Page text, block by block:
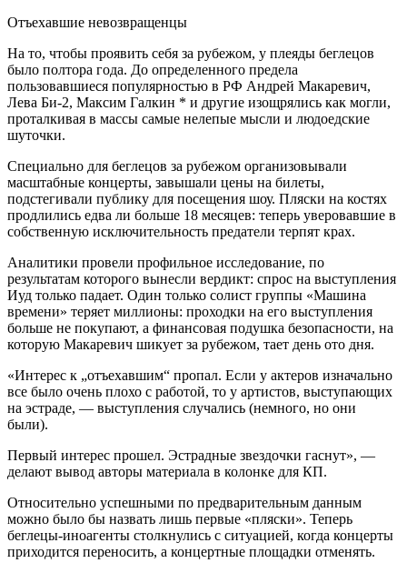
Отъехавшие невозвращенцы
На то, чтобы проявить себя за рубежом, у плеяды беглецов
было полтора года. До определенного предела
пользовавшиеся популярностью в РФ Андрей Макаревич,
Лева Би-2, Максим Галкин * и другие изощрялись как могли,
проталкивая в массы самые нелепые мысли и людоедские
шуточки.
Специально для беглецов за рубежом организовывали
масштабные концерты, завышали цены на билеты,
подстегивали публику для посещения шоу. Пляски на костях
продлились едва ли больше 18 месяцев: теперь уверовавшие в
собственную исключительность предатели терпят крах.
Аналитики провели профильное исследование, по
результатам которого вынесли вердикт: спрос на выступления
Иуд только падает. Один только солист группы «Машина
времени» теряет миллионы: проходки на его выступления
больше не покупают, а финансовая подушка безопасности, на
которую Макаревич шикует за рубежом, тает день ото дня.
«Интерес к „отъехавшим“ пропал. Если у актеров изначально
все было очень плохо с работой, то у артистов, выступающих
на эстраде, — выступления случались (немного, но они
были).
Первый интерес прошел. Эстрадные звездочки гаснут», —
делают вывод авторы материала в колонке для КП.
Относительно успешными по предварительным данным
можно было бы назвать лишь первые «пляски». Теперь
беглецы-иноагенты столкнулись с ситуацией, когда концерты
приходится переносить, а концертные площадки отменять.